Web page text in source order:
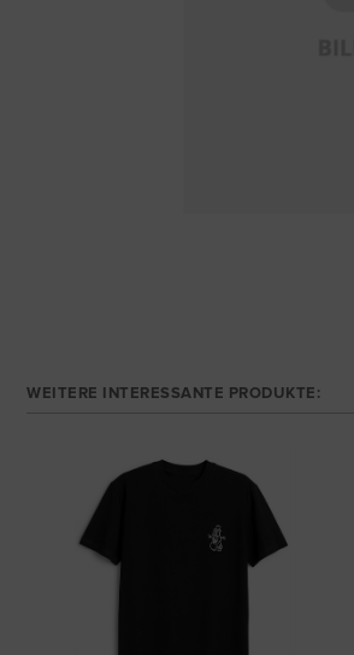
WEITERE INTERESSANTE PRODUKTE: